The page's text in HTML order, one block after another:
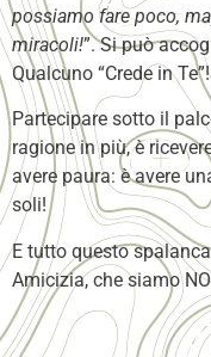
possiamo fare poco,
miracoli!”. Si può
Qualcuno “Crede in Te”!
Partecipare sotto il
ragione in più, è
avere paura: è avere
soli!
E tutto questo
Amicizia, che siamo